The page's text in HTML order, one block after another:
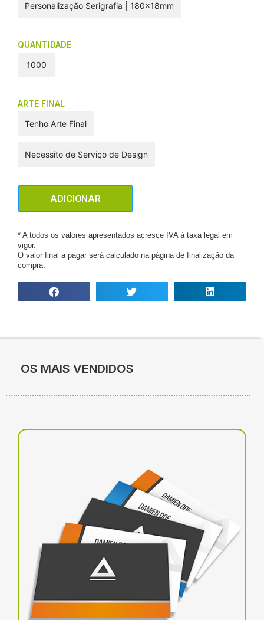
Personalização Serigrafia | 180x18mm
QUANTIDADE
1000
ARTE FINAL
Tenho Arte Final
Necessito de Serviço de Design
ADICIONAR
* A todos os valores apresentados acresce IVA à taxa legal em
vigor.
O valor final a pagar será calculado na página de finalização da
compra.
OS MAIS VENDIDOS